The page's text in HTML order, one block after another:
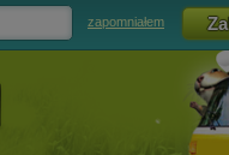
zapomniałem